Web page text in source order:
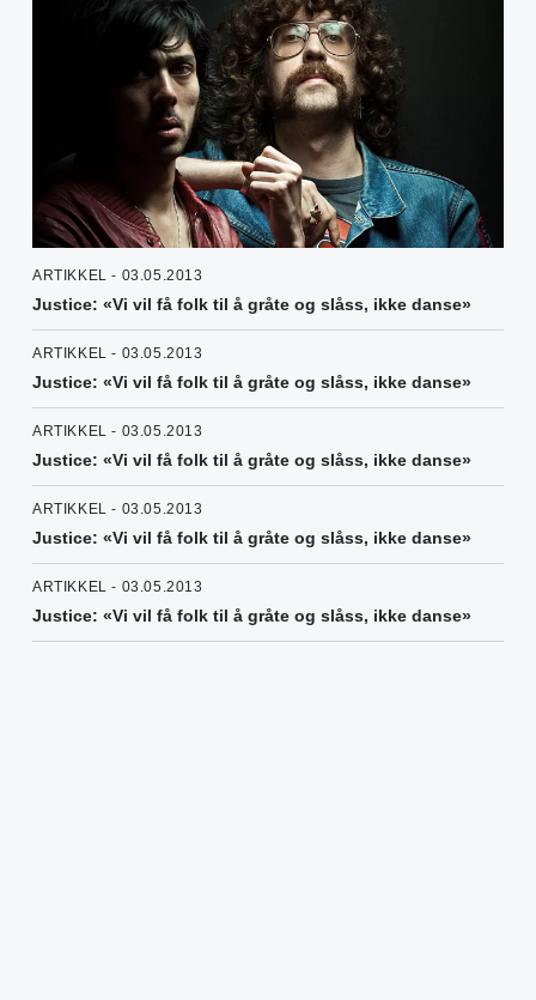
ARTIKKEL - 03.05.2013
Justice: «Vi vil få folk til å gråte og slåss, ikke danse»
ARTIKKEL - 03.05.2013
Justice: «Vi vil få folk til å gråte og slåss, ikke danse»
ARTIKKEL - 03.05.2013
Justice: «Vi vil få folk til å gråte og slåss, ikke danse»
ARTIKKEL - 03.05.2013
Justice: «Vi vil få folk til å gråte og slåss, ikke danse»
ARTIKKEL - 03.05.2013
Justice: «Vi vil få folk til å gråte og slåss, ikke danse»